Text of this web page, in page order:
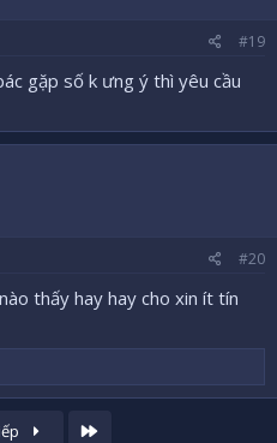
#19
gặp số k ưng ý thì yêu cầu
#20
thấy hay hay cho xin ít tín